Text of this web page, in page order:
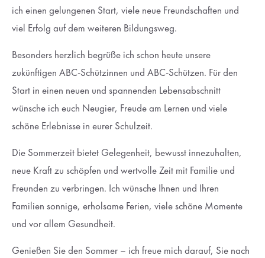
ich einen gelungenen Start, viele neue Freundschaften und
viel Erfolg auf dem weiteren Bildungsweg.
Besonders herzlich begrüße ich schon heute unsere
zukünftigen ABC-Schützinnen und ABC-Schützen. Für den
Start in einen neuen und spannenden Lebensabschnitt
wünsche ich euch Neugier, Freude am Lernen und viele
schöne Erlebnisse in eurer Schulzeit.
Die Sommerzeit bietet Gelegenheit, bewusst innezuhalten,
neue Kraft zu schöpfen und wertvolle Zeit mit Familie und
Freunden zu verbringen. Ich wünsche Ihnen und Ihren
Familien sonnige, erholsame Ferien, viele schöne Momente
und vor allem Gesundheit.
Genießen Sie den Sommer – ich freue mich darauf, Sie nach